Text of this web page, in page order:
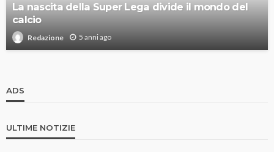
La nascita della Super Lega divide il mondo del
calcio
Redazione 5 anni ago
ADS
ULTIME NOTIZIE